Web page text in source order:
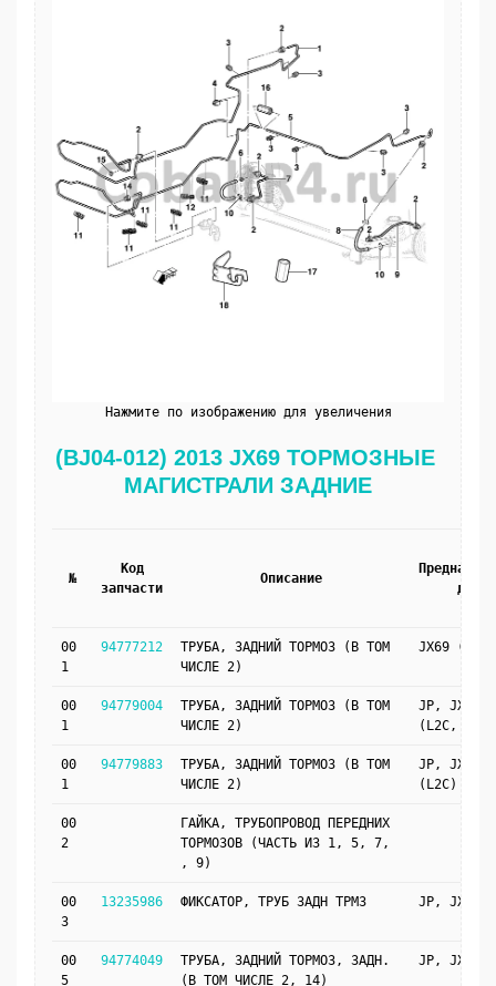
Нажмите по изображению для увеличения
(BJ04-012) 2013 JX69 ТОРМОЗНЫЕ
МАГИСТРАЛИ ЗАДНИЕ
№
Код
запчасти
Описание
для
00
1
94777212
ТРУБА, ЗАДНИЙ ТОРМОЗ (В ТОМ
ЧИСЛЕ 2)
JX69 (VRN)
00
1
94779004
ТРУБА, ЗАДНИЙ ТОРМОЗ (В ТОМ
ЧИСЛЕ 2)
JP, JX69
(L2C, J41)
00
1
94779883
ТРУБА, ЗАДНИЙ ТОРМОЗ (В ТОМ
ЧИСЛЕ 2)
JP, JX69
(L2C)
00
2
ГАЙКА, ТРУБОПРОВОД ПЕРЕДНИХ
ТОРМОЗОВ (ЧАСТЬ ИЗ 1, 5, 7,
, 9)
00
3
13235986 ФИКСАТОР, ТРУБ ЗАДН ТРМЗ JP, JX69
00
5
94774049
ТРУБА, ЗАДНИЙ ТОРМОЗ, ЗАДН.
(В ТОМ ЧИСЛЕ 2, 14)
JP, JX69